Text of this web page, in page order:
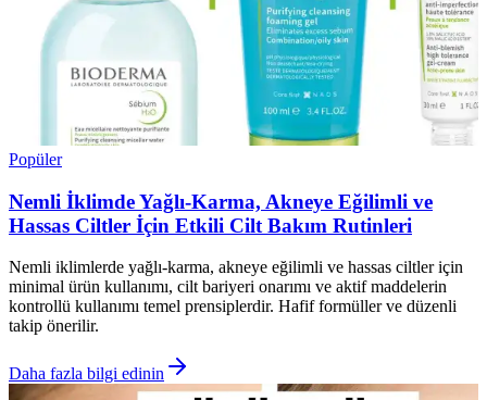
Popüler
Nemli İklimde Yağlı-Karma, Akneye Eğilimli ve
Hassas Ciltler İçin Etkili Cilt Bakım Rutinleri
Nemli iklimlerde yağlı-karma, akneye eğilimli ve hassas ciltler için
minimal ürün kullanımı, cilt bariyeri onarımı ve aktif maddelerin
kontrollü kullanımı temel prensiplerdir. Hafif formüller ve düzenli
takip önerilir.
Daha fazla bilgi edinin